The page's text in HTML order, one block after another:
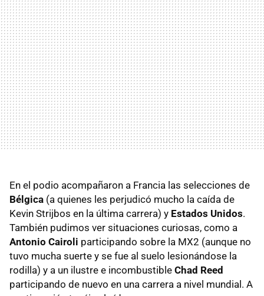
En el podio acompañaron a Francia las selecciones de
Bélgica (a quienes les perjudicó mucho la caída de
Kevin Strijbos en la última carrera) y Estados Unidos.
También pudimos ver situaciones curiosas, como a
Antonio Cairoli participando sobre la MX2 (aunque no
tuvo mucha suerte y se fue al suelo lesionándose la
rodilla) y a un ilustre e incombustible Chad Reed
participando de nuevo en una carrera a nivel mundial. A